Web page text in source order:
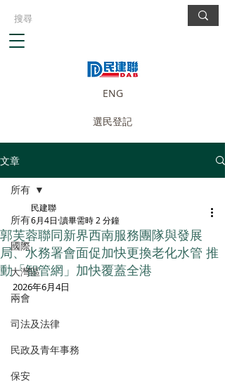
ENG
選民登記
文章
所有
國際
大灣區
兩會
司法及法律
民政及青年事務
保安
所有
郭芙蓉聯同新界西南服務團隊與發展
局、水務署會面促加快更換老化水管 推
動「智管網」加快覆蓋全港
民建聯
6月4日 讀畢需時 2 分鐘
2026年6月4日